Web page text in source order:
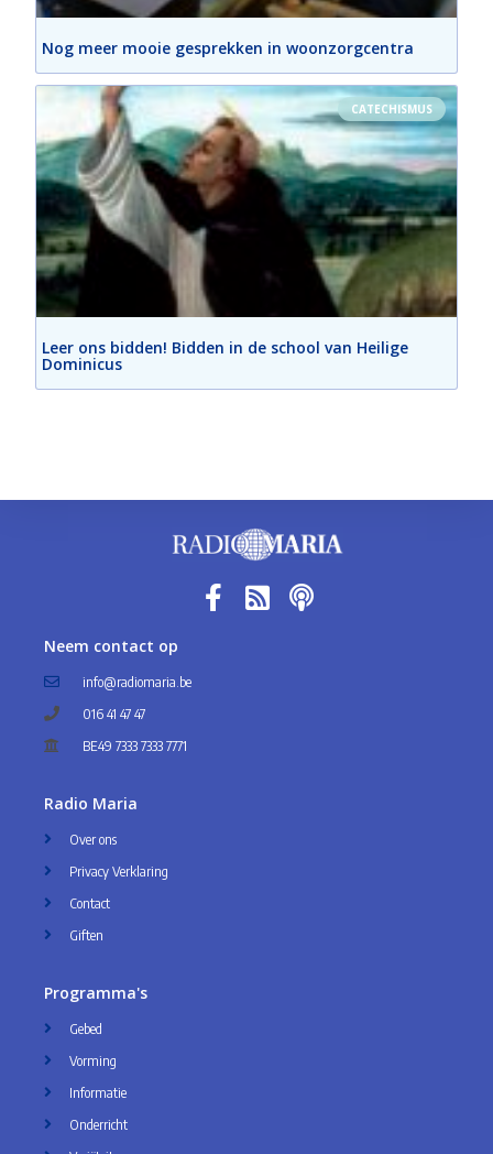
Nog meer mooie gesprekken in woonzorgcentra
CATECHISMUS
Leer ons bidden! Bidden in de school van Heilige
Dominicus
Neem contact op
info@radiomaria.be
016 41 47 47
BE49 7333 7333 7771
Radio Maria
Over ons
Privacy Verklaring
Contact
Giften
Programma's
Gebed
Vorming
Informatie
Onderricht